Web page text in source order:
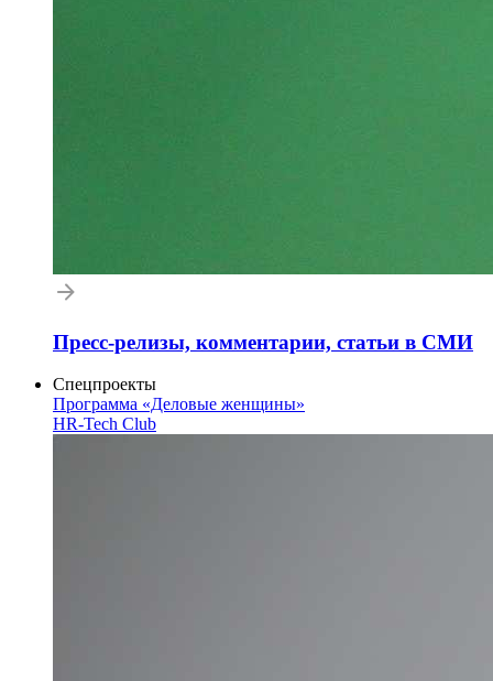
Пресс-релизы, комментарии, статьи в СМИ
Спецпроекты
Программа «Деловые женщины»
HR-Tech Club